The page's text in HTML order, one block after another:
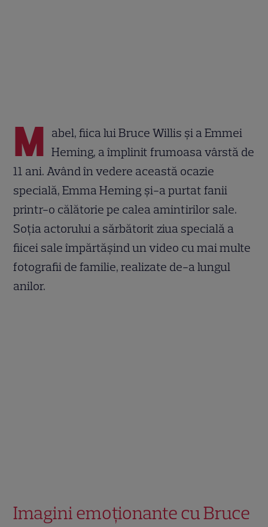
M abel, fiica lui Bruce Willis și a Emmei
Heming, a împlinit frumoasa vârstă de
11 ani. Având în vedere această ocazie
specială, Emma Heming și-a purtat fanii
printr-o călătorie pe calea amintirilor sale.
Soția actorului a sărbătorit ziua specială a
fiicei sale împărtășind un video cu mai multe
fotografii de familie, realizate de-a lungul
anilor.
Imagini emoționante cu Bruce